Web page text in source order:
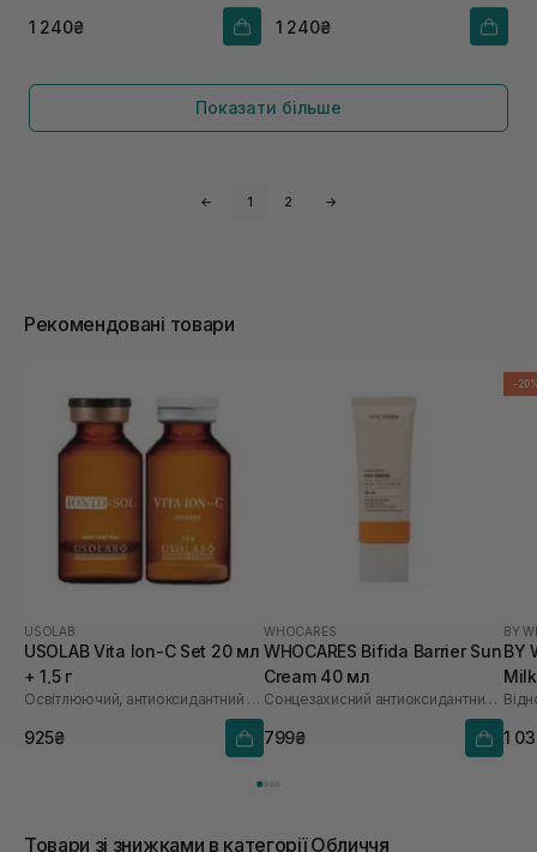
1 240₴ 1 240₴
Показати більше
← 1 2 →
Рекомендовані товари
USOLAB
USOLAB Vita Ion-C Set 20 мл
+ 1,5 г
Освітлюючий, антиоксидантний та омолоджуючий набір
925₴
WHOCARES
WHOCARES Bifida Barrier Sun
Cream 40 мл
Сонцезахисний антиоксидантний крем
799₴
-
BY
BY
1
Товари зі знижками в категорії Обличчя